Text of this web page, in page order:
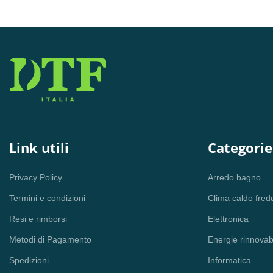
Link utili
Privacy Policy
Termini e condizioni
Resi e rimborsi
Metodi di Pagamento
Spedizioni
Categorie
Arredo bagno
Clima caldo
Elettronica
Energie
Informatica